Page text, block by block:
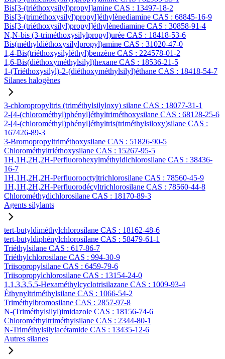
Bis[3-(triéthoxysilyl)propyl]amine CAS : 13497-18-2
Bis[3-(triméthoxysilyl)propyl]éthylènediamine CAS : 68845-16-9
Bis[3-(triéthoxysilyl)propyl]éthylènediamine CAS : 30858-91-4
N,N-bis (3-triméthoxysilylpropyl)urée CAS : 18418-53-6
Bis(méthyldiéthoxysilylpropyl)amine CAS : 31020-47-0
1,4-Bis(triéthoxysilyléthyl)benzène CAS : 224578-01-2
1,6-Bis(diéthoxyméthylsilyl)hexane CAS : 18536-21-5
1-(Triéthoxysilyl)-2-(diéthoxyméthylsilyl)éthane CAS : 18418-54-7
Silanes halogènes
3-chloropropyltris (triméthylsilyloxy) silane CAS : 18077-31-1
2-[4-(chlorométhyl)phényl]éthyltriméthoxysilane CAS : 68128-25-6
2-[4-(chlorométhyl)phényl]éthyltris(triméthylsiloxy)silane CAS :
167426-89-3
3-Bromopropyltriméthoxysilane CAS : 51826-90-5
Chlorométhyltriéthoxysilane CAS : 15267-95-5
1H,1H,2H,2H-Perfluorohexylméthyldichlorosilane CAS : 38436-
16-7
1H,1H,2H,2H-Perfluorooctyltrichlorosilane CAS : 78560-45-9
1H,1H,2H,2H-Perfluorodécyltrichlorosilane CAS : 78560-44-8
Chlorométhydichlorosilane CAS : 18170-89-3
Agents silylants
tert-butyldiméthylchlorosilane CAS : 18162-48-6
tert-butyldiphénylchlorosilane CAS : 58479-61-1
Triéthylsilane CAS : 617-86-7
Triéthylchlorosilane CAS : 994-30-9
Triisopropylsilane CAS : 6459-79-6
Triisopropylchlorosilane CAS : 13154-24-0
1,1,3,3,5,5-Hexaméthylcyclotrisilazane CAS : 1009-93-4
Éthynyltriméthylsilane CAS : 1066-54-2
Triméthylbromosilane CAS : 2857-97-8
N-(Triméthylsilyl)imidazole CAS : 18156-74-6
Chlorométhyltriméthylsilane CAS : 2344-80-1
N-Triméthylsilylacétamide CAS : 13435-12-6
Autres silanes